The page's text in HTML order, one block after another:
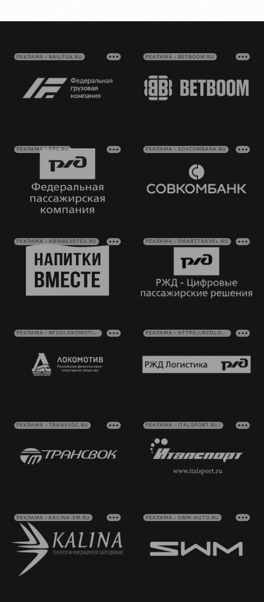
РЕКЛАМА • RAILFGK.RU РЕКЛАМА • BETBOOM.RU
РЕКЛАМА • FPC.RU РЕКЛАМА • SOVCOMBANK.RU
РЕКЛАМА • ABINBEVEFES.RU РЕКЛАМА • SMARTTRAVEL.RU
РЕКЛАМА • RFSOLOKOMOTIV.RU РЕКЛАМА • HTTPS://RZDLOG.RU/
РЕКЛАМА • TRANSVOC.RU РЕКЛАМА • ITALSPORT.RU/
РЕКЛАМА • KALINA-SM.RU РЕКЛАМА • SWM-AUTO.RU